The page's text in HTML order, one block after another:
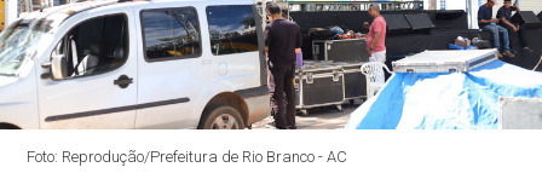
Foto: Reprodução/Prefeitura de Rio Branco - AC